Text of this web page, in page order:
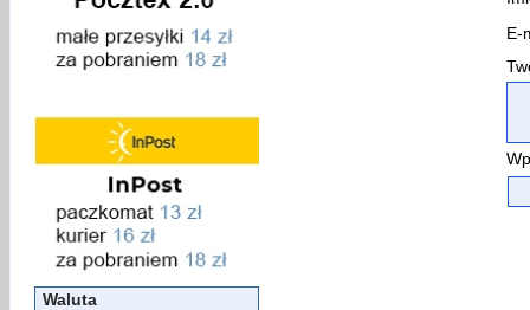
Waluta
E-